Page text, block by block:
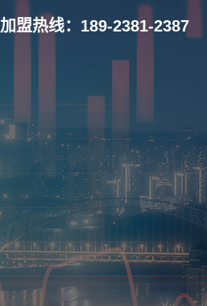
加盟热线：189-2381-2387